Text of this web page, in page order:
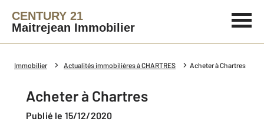
CENTURY 21
Maitrejean Immobilier
Immobilier Actualités immobilières à CHARTRES Acheter à Chartres
Acheter à Chartres
Publié le 15/12/2020